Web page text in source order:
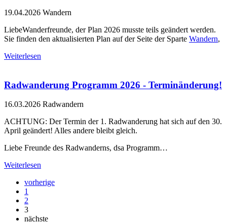
19.04.2026 Wandern
LiebeWanderfreunde, der Plan 2026 musste teils geändert werden.
Sie finden den aktualisierten Plan auf der Seite der Sparte Wandern,
Weiterlesen
Radwanderung Programm 2026 - Terminänderung!
16.03.2026 Radwandern
ACHTUNG: Der Termin der 1. Radwanderung hat sich auf den 30.
April geändert! Alles andere bleibt gleich.
Liebe Freunde des Radwanderns, dsa Programm…
Weiterlesen
vorherige
1
2
3
nächste